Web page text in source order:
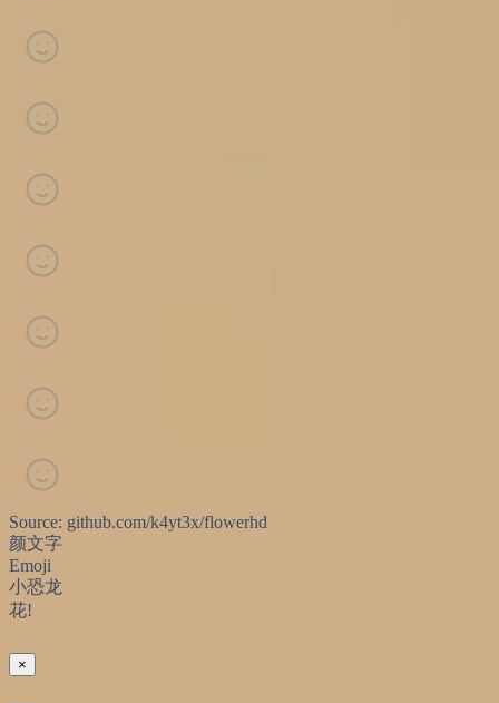
Source: github.com/k4yt3x/flowerhd
颜文字
Emoji
小恐龙
花!
×